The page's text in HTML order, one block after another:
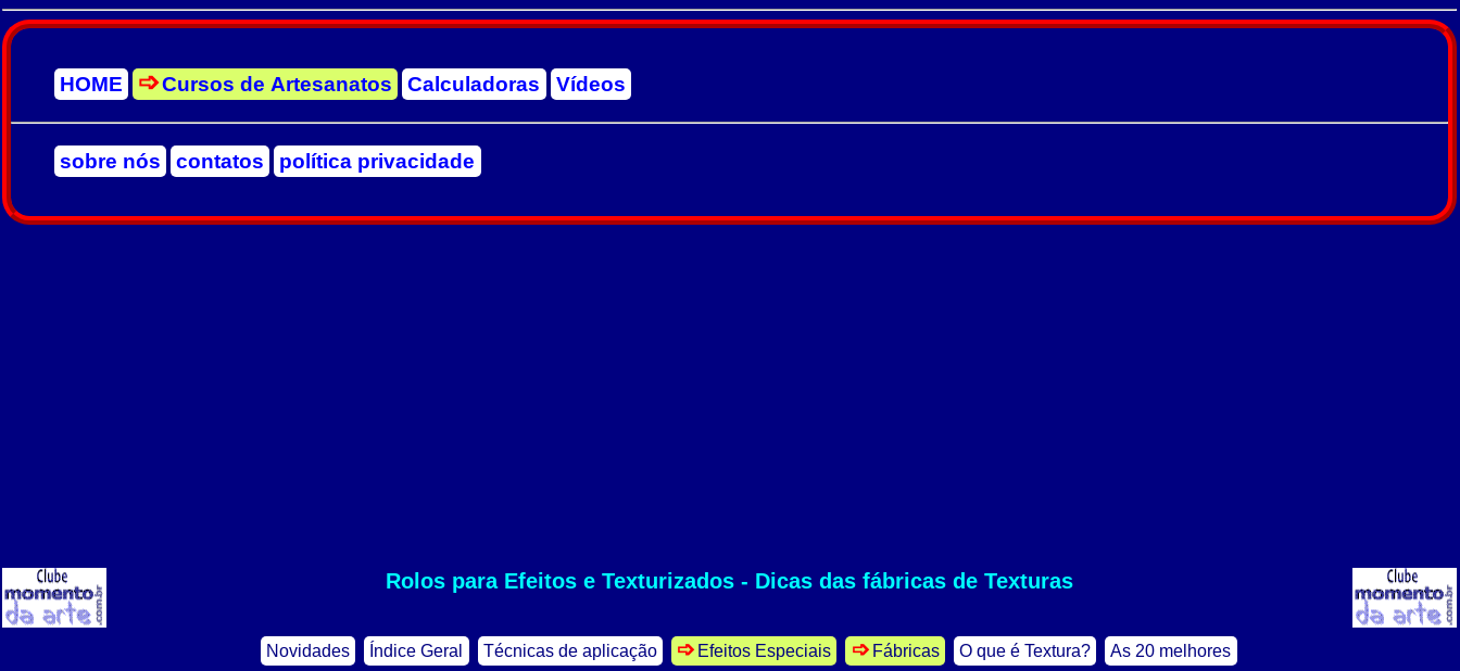
HOME Cursos de Artesanatos Calculadoras Vídeos
sobre nós contatos política privacidade
Rolos para Efeitos e Texturizados - Dicas das fábricas de Texturas
Novidades Índice Geral Técnicas de aplicação Efeitos Especiais Fábricas O que é Textura? As 20 melhores